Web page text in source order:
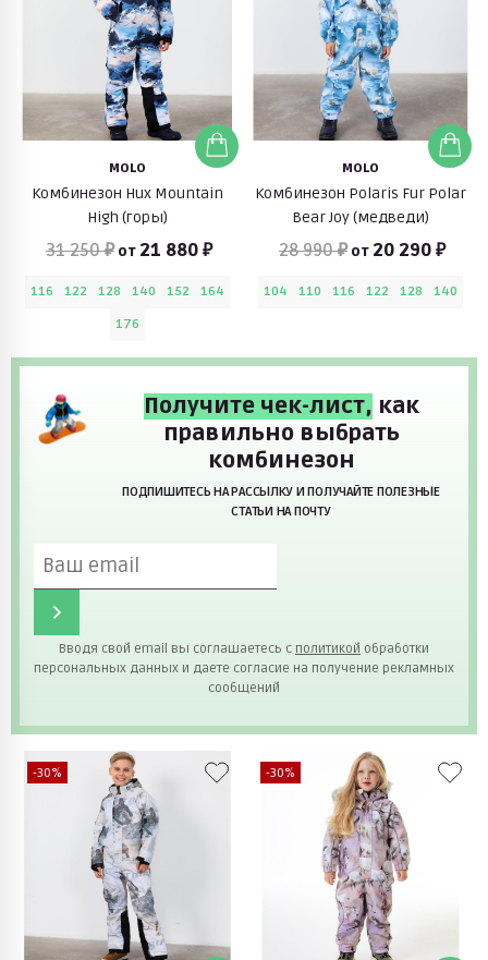
MOLO
Комбинезон Hux Mountain
High (горы)
31 250 ₽ от 21 880 ₽
116 122 128 140 152
164
176
MOLO
Комбинезон Polaris Fur Polar
Bear Joy (медведи)
28 990 ₽ от 20 290 ₽
104 110 116 122 128 140
Получите чек-лист, как
правильно выбрать
комбинезон
ПОДПИШИТЕСЬ НА РАССЫЛКУ И ПОЛУЧАЙТЕ ПОЛЕЗНЫЕ
СТАТЬИ НА ПОЧТУ
Вводя свой email вы соглашаетесь с политикой обработки
персональных данных и даете согласие на получение рекламных
сообщений
-30% -30%